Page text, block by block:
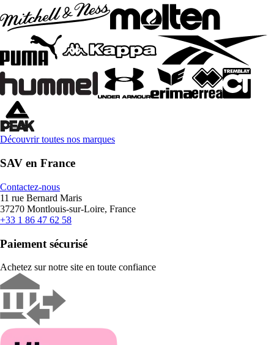
Découvrir toutes nos marques
SAV en France
Contactez-nous
11 rue Bernard Maris
37270 Montlouis-sur-Loire, France
+33 1 86 47 62 58
Paiement sécurisé
Achetez sur notre site en toute confiance